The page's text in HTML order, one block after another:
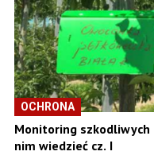
OCHRONA
Monitoring
nim wiedzieć cz. I